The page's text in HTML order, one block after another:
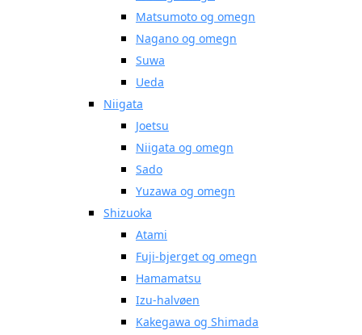
Matsumoto og omegn
Nagano og omegn
Suwa
Ueda
Niigata
Joetsu
Niigata og omegn
Sado
Yuzawa og omegn
Shizuoka
Atami
Fuji-bjerget og omegn
Hamamatsu
Izu-halvøen
Kakegawa og Shimada